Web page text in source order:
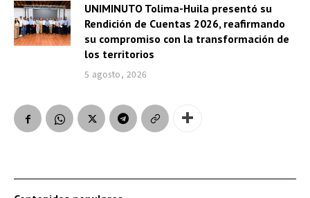
UNIMINUTO Tolima-Huila presentó su
Rendición de Cuentas 2026, reafirmando
su compromiso con la transformación de
los territorios
5 agosto, 2026